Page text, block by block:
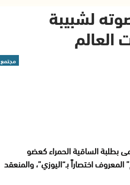
لشبيبة
العالم
مجتمع
بطلبة الساقية الحمراء كعضو
اختصاراً بـ“اليوزي”، والمنعقد